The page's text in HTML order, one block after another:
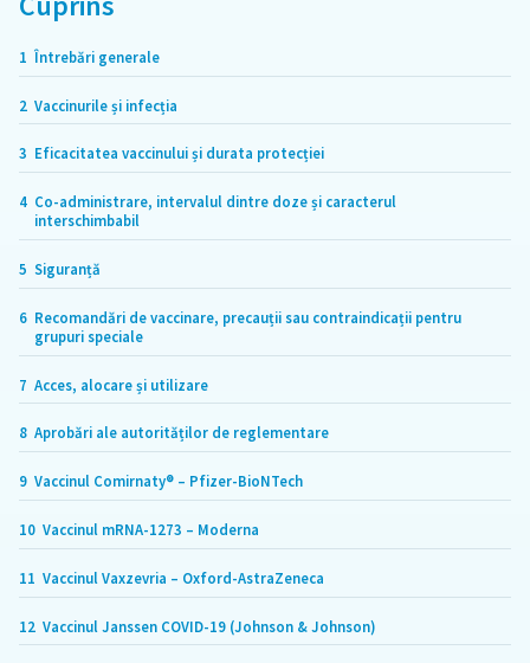
1 Întrebări generale
2 Vaccinurile și infecția
3 Eficacitatea vaccinului și durata protecției
4 Co-administrare, intervalul dintre doze și caracterul
interschimbabil
5 Siguranță
6 Recomandări de vaccinare, precauții sau contraindicații pentru
grupuri speciale
7 Acces, alocare și utilizare
8 Aprobări ale autorităților de reglementare
9 Vaccinul Comirnaty® – Pfizer-BioNTech
10 Vaccinul mRNA-1273 – Moderna
11 Vaccinul Vaxzevria – Oxford-AstraZeneca
12 Vaccinul Janssen COVID-19 (Johnson & Johnson)